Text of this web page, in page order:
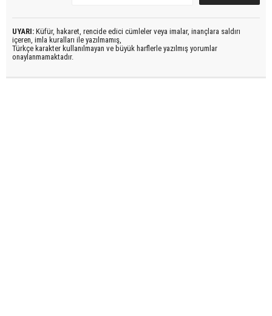
UYARI: Küfür, hakaret, rencide edici cümleler veya imalar, inançlara saldırı
içeren, imla kuralları ile yazılmamış,
Türkçe karakter kullanılmayan ve büyük harflerle yazılmış yorumlar
onaylanmamaktadır.